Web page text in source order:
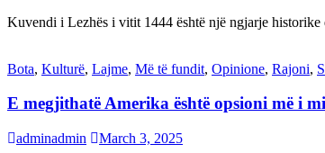
Kuvendi i Lezhës i vitit 1444 është një ngjarje
Bota, Kulturë, Lajme, Më të fundit, Opinione, Rajoni,
E megjithatë Amerika është opsioni më i
adminadmin
March 3, 2025